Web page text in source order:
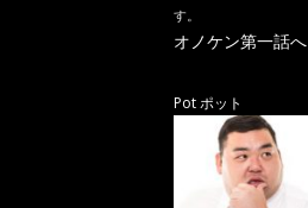
す。
オノケン第一話へ
Pot ポット